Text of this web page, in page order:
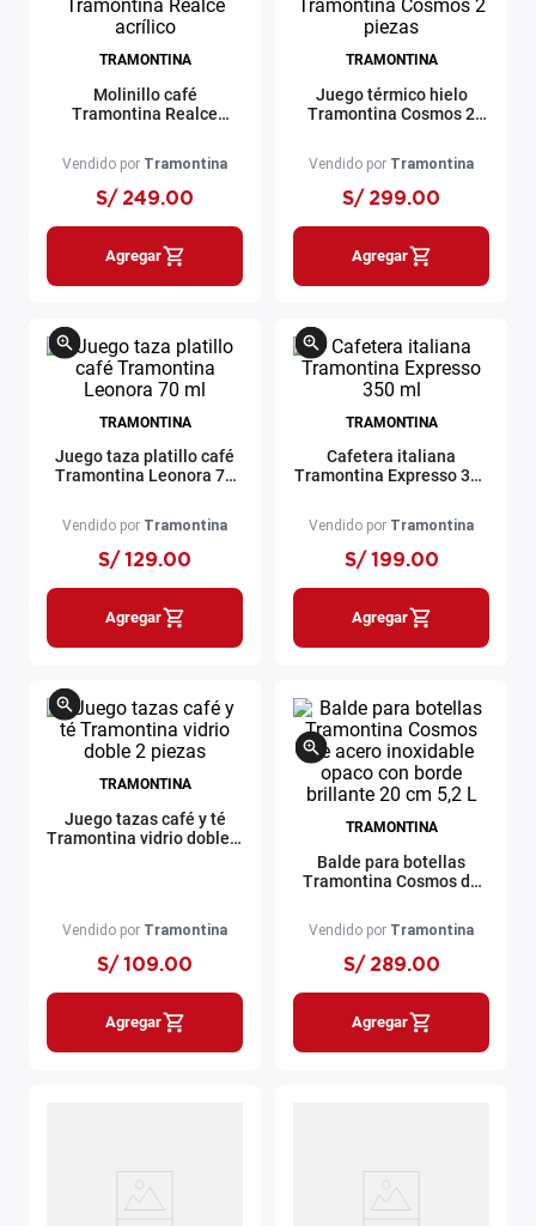
TRAMONTINA
Molinillo café
Tramontina Realce
Vendido por Tramontina
S/ 249.00
Agregar
TRAMONTINA
Juego térmico hielo
Tramontina Cosmos 2
Vendido por Tramontina
S/ 299.00
Agregar
TRAMONTINA
Juego taza platillo café
Tramontina Leonora 70
Vendido por Tramontina
S/ 129.00
Agregar
TRAMONTINA
Cafetera italiana
Tramontina Expresso 350
Vendido por Tramontina
S/ 199.00
Agregar
TRAMONTINA
Juego tazas café y té
Tramontina vidrio doble 2
Vendido por Tramontina
S/ 109.00
Agregar
TRAMONTINA
Balde para botellas
Tramontina Cosmos de
con borde brillante 20 cm
5,2 L
Vendido por Tramontina
S/ 289.00
Agregar